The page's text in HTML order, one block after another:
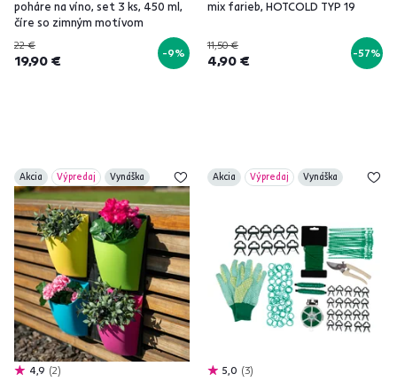
poháre na víno, set 3 ks, 450 ml,
číre so zimným motívom
22 €
19,90 € -9%
mix farieb, HOTCOLD TYP 19
11,50 €
4,90 € -57%
Akcia Výpredaj Vynáška
4,9 2
Akcia Výpredaj Vynáška
5,0 3